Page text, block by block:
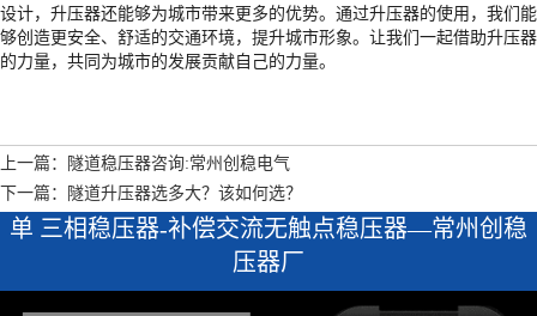
设计，升压器还能够为城市带来更多的优势。通过升压器的使用，我们能
够创造更安全、舒适的交通环境，提升城市形象。让我们一起借助升压器
的力量，共同为城市的发展贡献自己的力量。
上一篇：隧道稳压器咨询:常州创稳电气
下一篇：隧道升压器选多大？该如何选？
单 三相稳压器-补偿交流无触点稳压器—常州创稳
压器厂